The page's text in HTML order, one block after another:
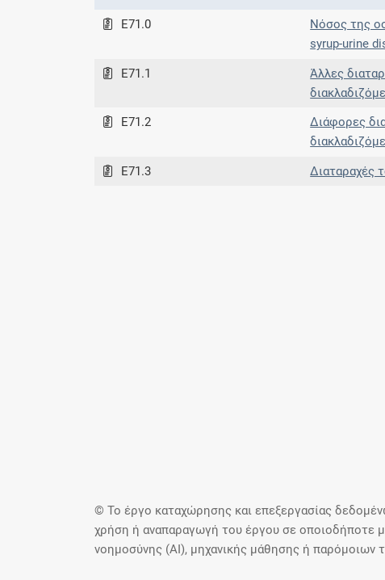
E71.0
Νόσος της
syrup-urine
E71.1
Άλλες
E71.2
Διάφορες
E71.3 Διαταραχές
© Το έργο καταχώρησης και επεξεργασίας
χρήση ή αναπαραγωγή του έργου σε οποιοδήποτε
νοημοσύνης (AI), μηχανικής μάθησης ή παρόμοιων